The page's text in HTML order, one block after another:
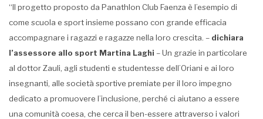
“Il progetto proposto da Panathlon Club Faenza è l’esempio di
come scuola e sport insieme possano con grande efficacia
accompagnare i ragazzi e ragazze nella loro crescita. – dichiara
l’assessore allo sport Martina Laghi – Un grazie in particolare
al dottor Zauli, agli studenti e studentesse dell’Oriani e ai loro
insegnanti, alle società sportive premiate per il loro impegno
dedicato a promuovere l’inclusione, perché ci aiutano a essere
una comunità coesa, che cerca il ben-essere attraverso i valori